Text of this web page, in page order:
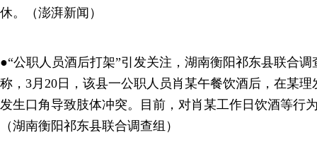
休。（澎湃新闻）
●“公职人员酒后打架”引发关注，湖南衡阳祁东县联合
称，3月20日，该县一公职人员肖某午餐饮酒后，在某
发生口角导致肢体冲突。目前，对肖某工作日饮酒等行
（湖南衡阳祁东县联合调查组）